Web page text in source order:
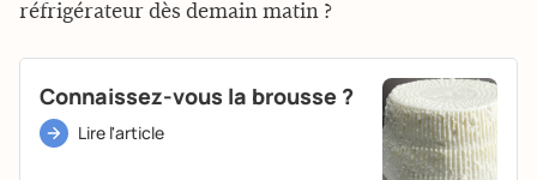
réfrigérateur dès demain matin ?
Connaissez-vous la brousse ?
Lire l'article